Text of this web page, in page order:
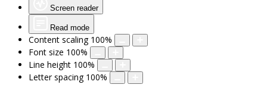
Screen reader
Read mode
Content scaling 100%
Font size 100%
Line height 100%
Letter spacing 100%